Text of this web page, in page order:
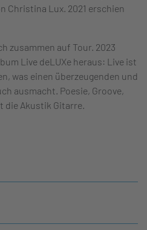
Christina Lux. 2021 erschien
zusammen auf Tour. 2023
Live deLUXe heraus: Live ist
was einen überzeugenden und
ausmacht. Poesie, Groove,
die Akustik Gitarre.